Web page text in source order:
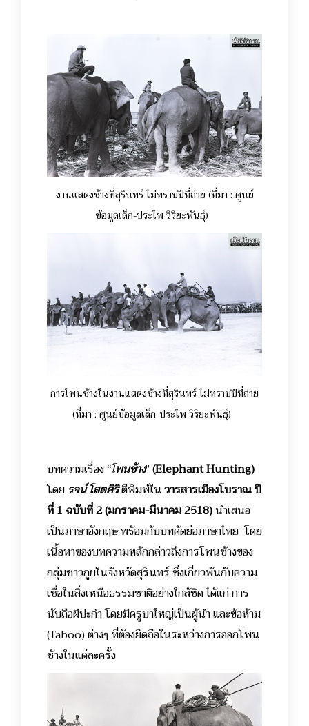
งานแสดงช้างที่สุรินทร์ ไม่ทราบปีที่ถ่าย (ที่มา : ศูนย์
ข้อมูลเล็ก-ประไพ วิริยะพันธุ์)
การโพนช้างในงานแสดงช้างที่สุรินทร์ ไม่ทราบปีที่ถ่าย
(ที่มา : ศูนย์ข้อมูลเล็ก-ประไพ วิริยะพันธุ์)
บทความเรื่อง“โพนช้าง”(Elephant Hunting)
โดย รจน์ โสตศิริตีพิมพ์ในวารสารเมืองโบราณ ปี
ที่ 1 ฉบับที่ 2 (มกราคม-มีนาคม 2518)นำเสนอ
เป็นภาษาอังกฤษ พร้อมกับบทคัดย่อภาษาไทย โดย
เนื้อหาของบทความหลักกล่าวถึงการโพนช้างของ
กลุ่มชาวกูยในจังหวัดสุรินทร์ ซึ่งเกี่ยวพันกับความ
เชื่อในสิ่งเหนือธรรมชาติอย่างใกล้ชิด ได้แก่ การ
นับถือผีปะกำ โดยมีครูบาใหญ่เป็นผู้นำ และข้อห้าม
(Taboo) ต่างๆ ที่ต้องยึดถือในระหว่างการออกโพน
ช้างในแต่ละครั้ง